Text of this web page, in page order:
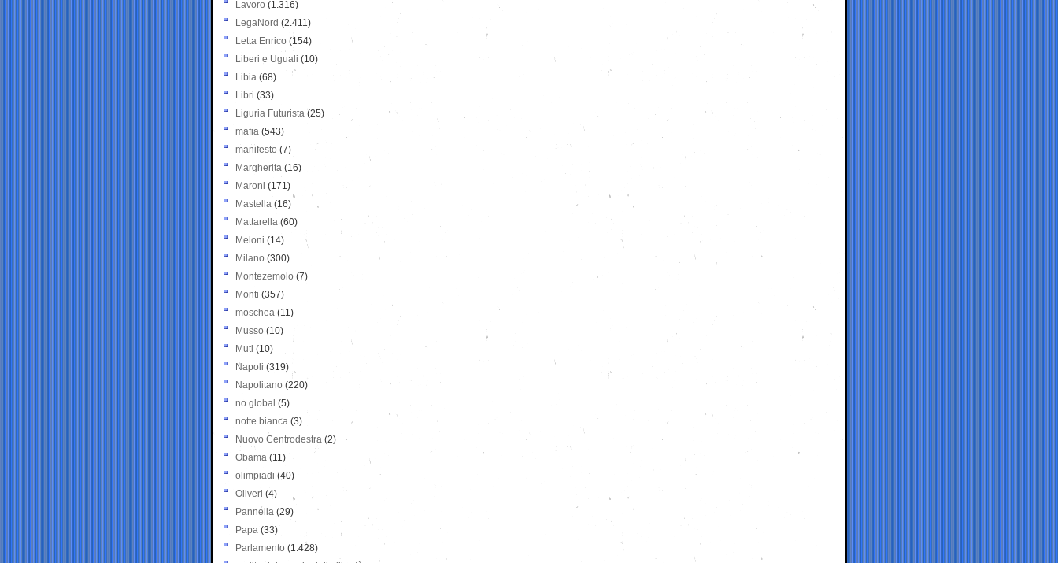
Lavoro (1.316)
LegaNord (2.411)
Letta Enrico (154)
Liberi e Uguali (10)
Libia (68)
Libri (33)
Liguria Futurista (25)
mafia (543)
manifesto (7)
Margherita (16)
Maroni (171)
Mastella (16)
Mattarella (60)
Meloni (14)
Milano (300)
Montezemolo (7)
Monti (357)
moschea (11)
Musso (10)
Muti (10)
Napoli (319)
Napolitano (220)
no global (5)
notte bianca (3)
Nuovo Centrodestra (2)
Obama (11)
olimpiadi (40)
Oliveri (4)
Pannella (29)
Papa (33)
Parlamento (1.428)